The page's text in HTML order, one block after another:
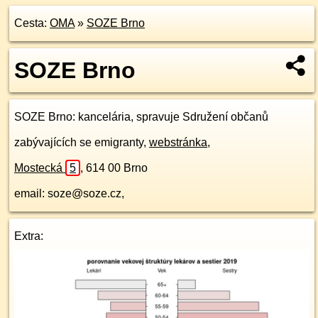
Cesta: OMA» SOZE Brno
SOZE Brno
SOZE Brno: kancelária, spravuje Sdružení občanů
zabývajících se emigranty, webstránka,
Mostecká 5 , 614 00 Brno
email: soze@soze.cz,
Extra: